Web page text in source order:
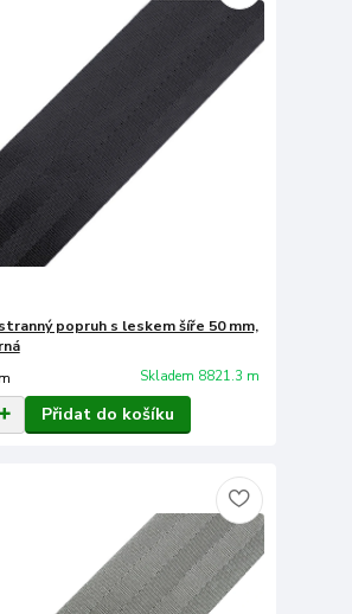
popruh s leskem šíře 50 mm,
Skladem 8821.3 m
Přidat do košíku